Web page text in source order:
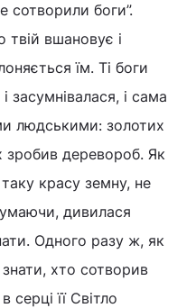
сотворили боги”.
твій вшановує і
їм. Ті боги
і сама
людськими: золотих
зробив деревороб. Як
красу земну, не
дивилася
Одного разу ж, як
хто сотворив
серці її Світло